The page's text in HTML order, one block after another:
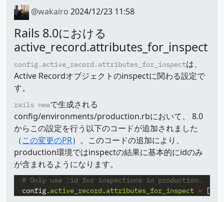
@wakairo 2024/12/23 11:58
Rails 8.0における
active_record.attributes_for_inspect
config.active_record.attributes_for_inspectは、
Active Recordオブジェクトのinspectに関わる設定で
す。
rails newで生成される
config/environments/production.rbにおいて、 8.0
からこの設定を行う以下のコードが追加されました
（この変更のPR）。このコードの追加により、
production環境ではinspectの結果に基本的にidのみ
が含まれるようになります。
# Only use :id for inspections in production.
config. active_record . attributes_for_inspect = [